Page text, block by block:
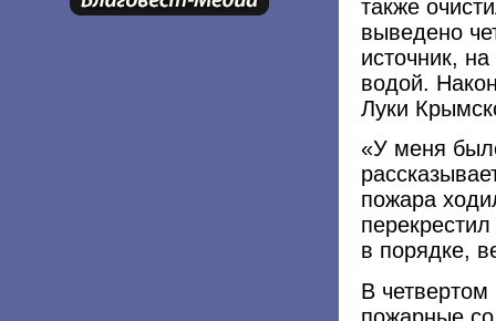
также
выведено
источник,
водой.
Луки
«У меня
пожара
в порядке,
В четвертом